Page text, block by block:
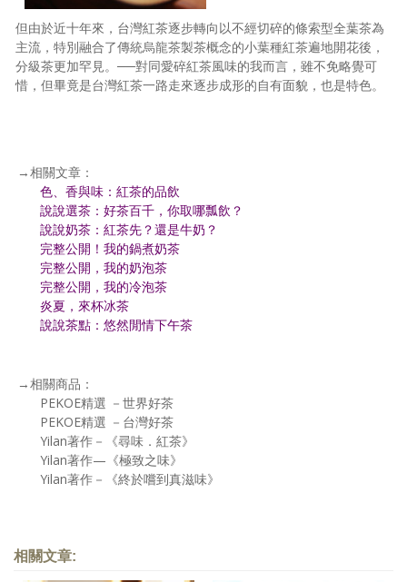
但由於近十年來，台灣紅茶逐步轉向以不經切碎的條索型全葉茶為
主流，特別融合了傳統烏龍茶製茶概念的小葉種紅茶遍地開花後，
分級茶更加罕見。──對同愛碎紅茶風味的我而言，雖不免略覺可
惜，但畢竟是台灣紅茶一路走來逐步成形的自有面貌，也是特色。
→相關文章：
色、香與味：紅茶的品飲
說說選茶：好茶百千，你取哪瓢飲？
說說奶茶：紅茶先？還是牛奶？
完整公開！我的鍋煮奶茶
完整公開，我的奶泡茶
完整公開，我的冷泡茶
炎夏，來杯冰茶
說說茶點：悠然閒情下午茶
→相關商品：
PEKOE精選 －世界好茶
PEKOE精選 －台灣好茶
Yilan著作－《尋味．紅茶》
Yilan著作—《極致之味》
Yilan著作－《終於嚐到真滋味》
相關文章: